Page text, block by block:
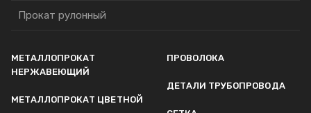
Прокат рулонный
МЕТАЛЛОПРОКАТ
НЕРЖАВЕЮЩИЙ
МЕТАЛЛОПРОКАТ ЦВЕТНОЙ
ПРОВОЛОКА
ДЕТАЛИ ТРУБОПРОВОДА